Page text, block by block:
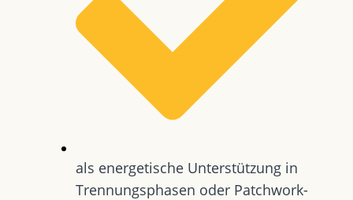
als energetische Unterstützung in
Trennungsphasen oder Patchwork-